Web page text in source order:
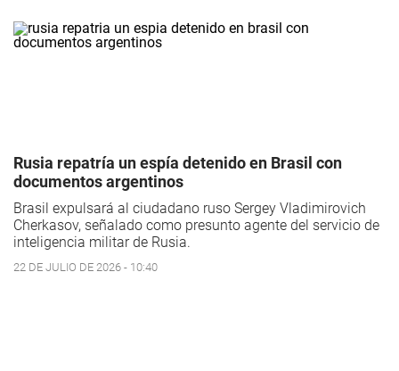
Rusia repatría un espía detenido en Brasil con
documentos argentinos
Brasil expulsará al ciudadano ruso Sergey Vladimirovich
Cherkasov, señalado como presunto agente del servicio de
inteligencia militar de Rusia.
22 DE JULIO DE 2026 - 10:40